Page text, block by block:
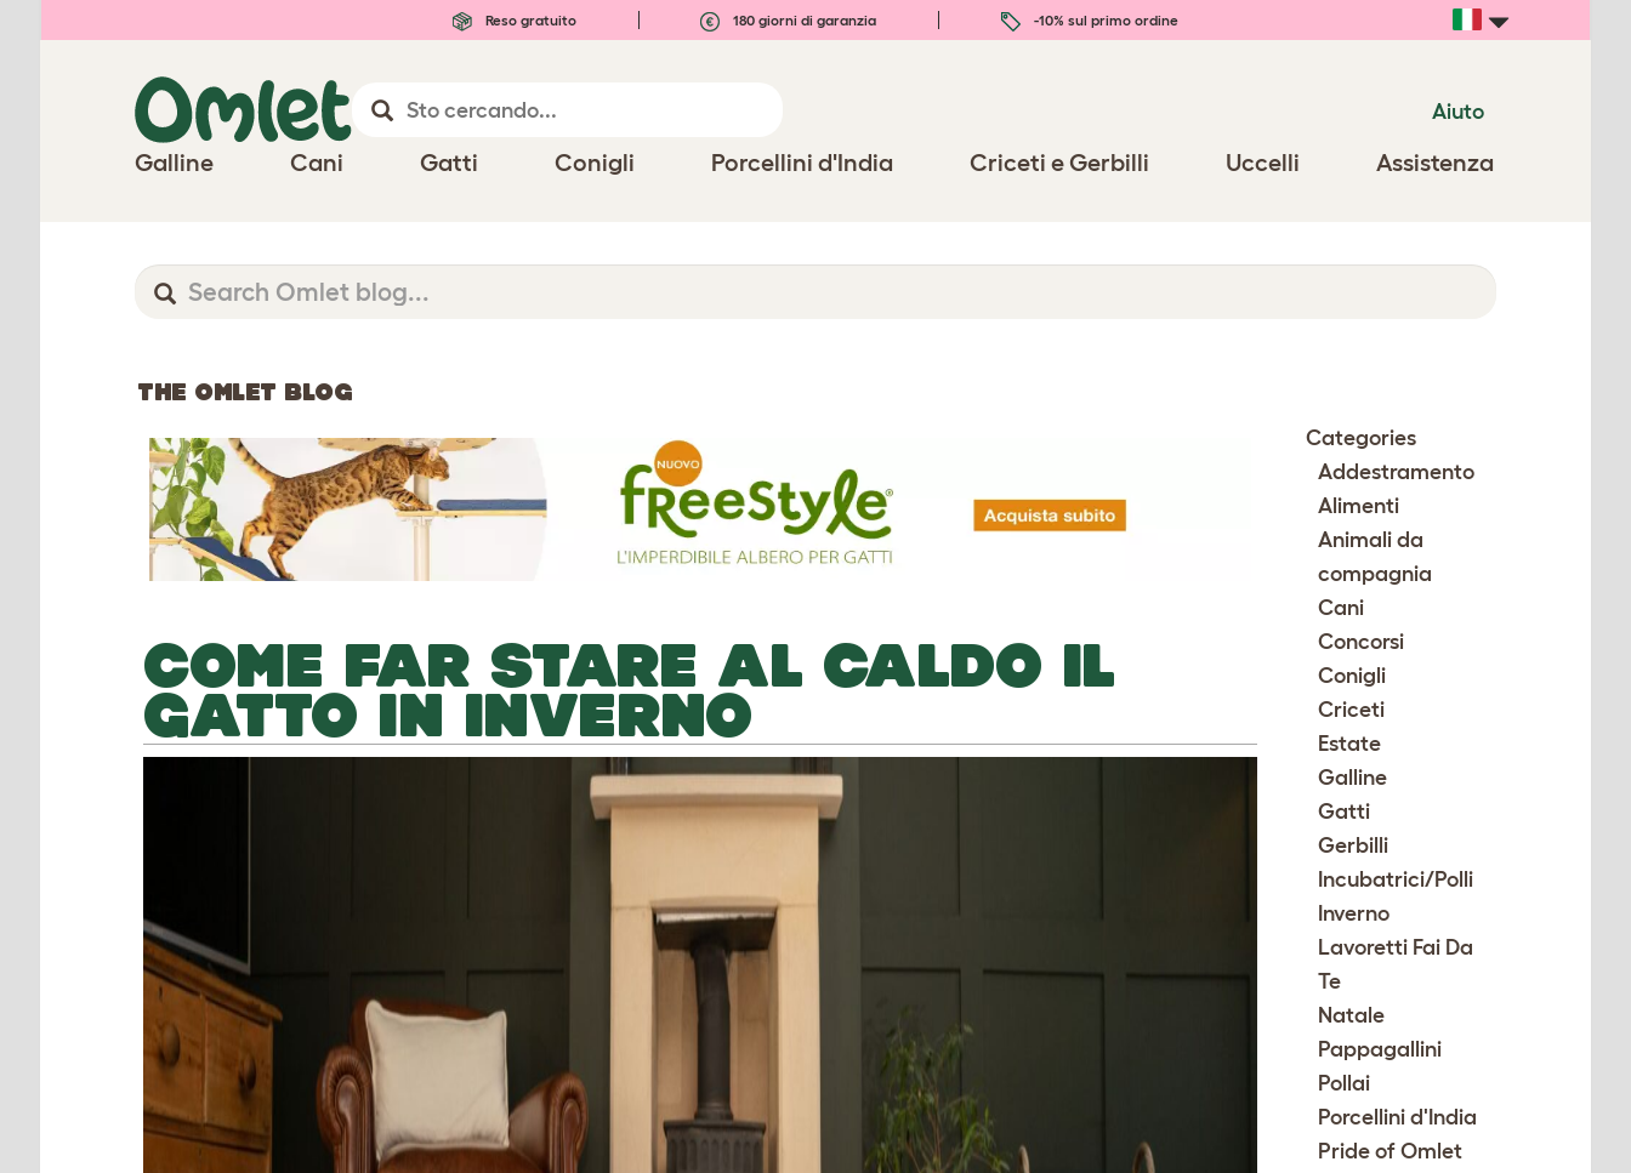
Reso gratuito 180 giorni di garanzia -10% sul primo ordine
Aiuto
Galline Cani Gatti Conigli Porcellini d'India Criceti e Gerbilli Uccelli Assistenza
THE OMLET BLOG
COME FAR STARE AL CALDO IL
GATTO IN INVERNO
Categories
Addestramento
Alimenti
Animali da
compagnia
Cani
Concorsi
Conigli
Criceti
Estate
Galline
Gatti
Gerbilli
Incubatrici/Polli
Inverno
Lavoretti Fai Da
Te
Natale
Pappagallini
Pollai
Porcellini d'India
Pride of Omlet